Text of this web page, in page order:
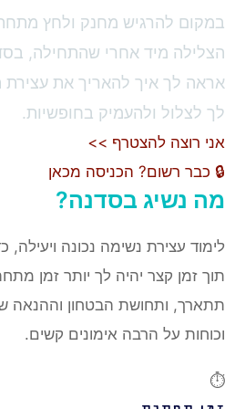
להרגיש מחנק ולחץ מתחת
מיד אחרי שהתחילה,
לך איך להאריך את עצירת
ולהעמיק בחופשיות.
רוצה להצטרף >>
רשום? הכניסה מכאן
נשיג בסדנה?
עצירת נשימה נכונה ויעילה,
זמן קצר יהיה לך יותר זמן
ותחושת הבטחון וההנאה
על הרבה אימונים קשים.